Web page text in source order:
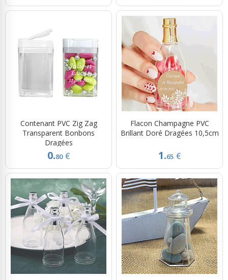
Contenant PVC Zig Zag
Transparent Bonbons
Dragées
0.80 €
Flacon Champagne PVC
Brillant Doré Dragées 10,5cm
1.65 €